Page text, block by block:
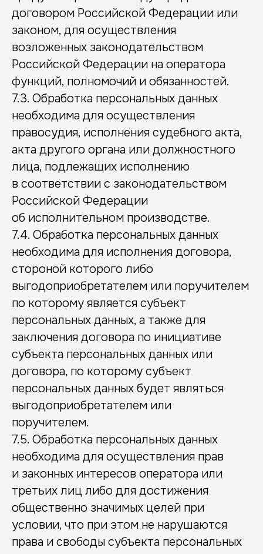
договором Российской Федерации или
законом, для осуществления
возложенных законодательством
Российской Федерации на оператора
функций, полномочий и обязанностей.
7.3. Обработка персональных данных
необходима для осуществления
правосудия, исполнения судебного акта,
акта другого органа или должностного
лица, подлежащих исполнению
в соответствии с законодательством
Российской Федерации
об исполнительном производстве.
7.4. Обработка персональных данных
необходима для исполнения договора,
стороной которого либо
выгодоприобретателем или поручителем
по которому является субъект
персональных данных, а также для
заключения договора по инициативе
субъекта персональных данных или
договора, по которому субъект
персональных данных будет являться
выгодоприобретателем или
поручителем.
7.5. Обработка персональных данных
необходима для осуществления прав
и законных интересов оператора или
третьих лиц либо для достижения
общественно значимых целей при
условии, что при этом не нарушаются
права и свободы субъекта персональных